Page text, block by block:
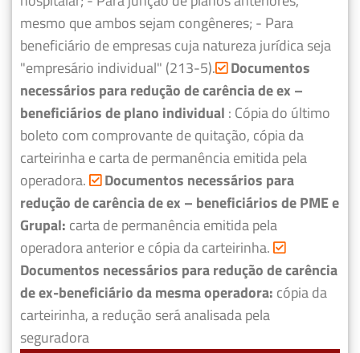
mesmo que ambos sejam congêneres; - Para
beneficiário de empresas cuja natureza jurídica seja
"empresário individual" (213-5). Documentos
necessários para redução de carência de ex –
beneficiários de plano individual : Cópia do último
boleto com comprovante de quitação, cópia da
carteirinha e carta de permanência emitida pela
operadora.
Documentos necessários para
redução de carência de ex – beneficiários de PME e
Grupal: carta de permanência emitida pela
operadora anterior e cópia da carteirinha.
Documentos necessários para redução de carência
de ex-beneficiário da mesma operadora: cópia da
carteirinha, a redução será analisada pela
seguradora